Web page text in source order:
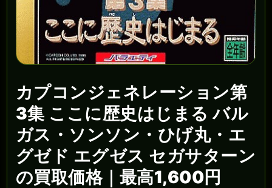
カプコンジェネレーション第
3集 ここに歴史はじまる バル
ガス・ソンソン・ひげ丸・エ
グゼド エグゼス セガサターン
の買取価格｜最高1,600円